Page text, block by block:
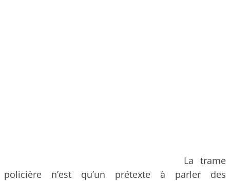
La trame
policière n’est qu’un prétexte à parler des